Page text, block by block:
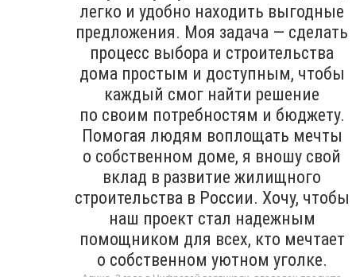
легко и удобно находить выгодные
предложения. Моя задача — сделать
процесс выбора и строительства
дома простым и доступным, чтобы
каждый смог найти решение
по своим потребностям и бюджету.
Помогая людям воплощать мечты
о собственном доме, я вношу свой
вклад в развитие жилищного
строительства в России. Хочу, чтобы
наш проект стал надежным
помощником для всех, кто мечтает
о собственном уютном уголке.